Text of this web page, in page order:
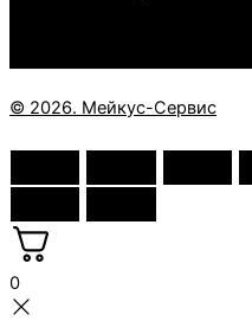
© 2026. Мейкус-Сервис
0